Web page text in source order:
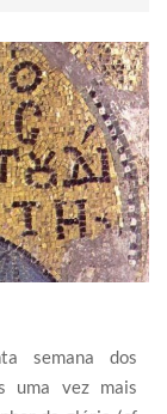
semana dos
uma vez mais